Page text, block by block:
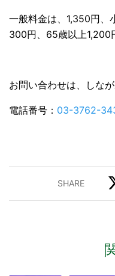
一般料金は、1,350円、
300円、65歳以上1,200
お問い合わせは、しな
電話番号： 03-3762-